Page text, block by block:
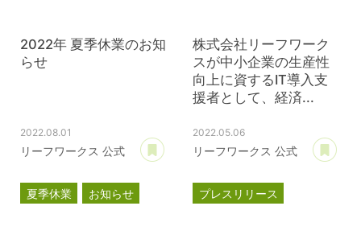
2022年 夏季休業のお知
らせ
2022.08.01
リーフワークス 公式
あとで読む
夏季休業 お知らせ
株式会社リーフワーク
スが中小企業の生産性
向上に資するIT導入支
援者として、経済...
2022.05.06
リーフワークス 公式
プレスリリース